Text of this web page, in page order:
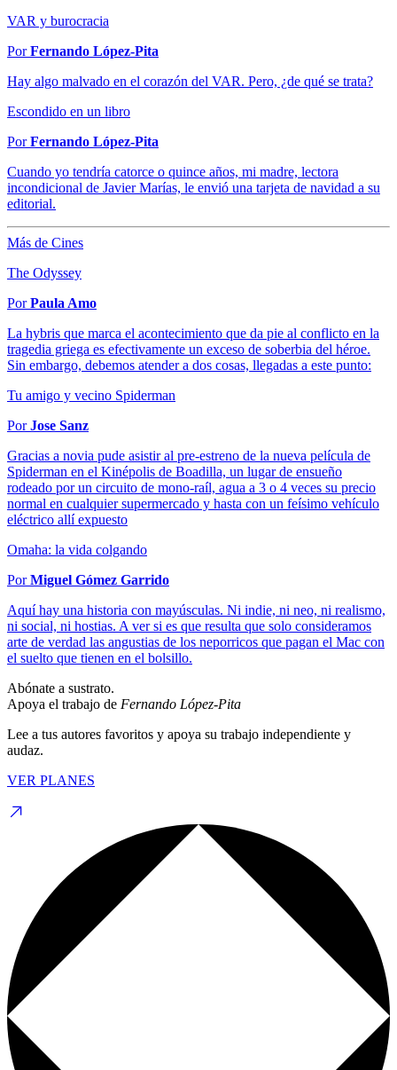
VAR y burocracia
PorFernando López-Pita
Hay algo malvado en el corazón del VAR. Pero, ¿de qué se trata?
Escondido en un libro
PorFernando López-Pita
Cuando yo tendría catorce o quince años, mi madre, lectora
incondicional de Javier Marías, le envió una tarjeta de navidad a su
editorial.
Más de Cines
The Odyssey
PorPaula Amo
La hybris que marca el acontecimiento que da pie al conflicto en la
tragedia griega es efectivamente un exceso de soberbia del héroe.
Sin embargo, debemos atender a dos cosas, llegadas a este punto:
Tu amigo y vecino Spiderman
PorJose Sanz
Gracias a novia pude asistir al pre-estreno de la nueva película de
Spiderman en el Kinépolis de Boadilla, un lugar de ensueño
rodeado por un circuito de mono-raíl, agua a 3 o 4 veces su precio
normal en cualquier supermercado y hasta con un feísimo vehículo
eléctrico allí expuesto
Omaha: la vida colgando
PorMiguel Gómez Garrido
Aquí hay una historia con mayúsculas. Ni indie, ni neo, ni realismo,
ni social, ni hostias. A ver si es que resulta que solo consideramos
arte de verdad las angustias de los neporricos que pagan el Mac con
el suelto que tienen en el bolsillo.
Abónate a sustrato.
Apoya el trabajo de Fernando López-Pita
Lee a tus autores favoritos y apoya su trabajo independiente y
audaz.
VER PLANES